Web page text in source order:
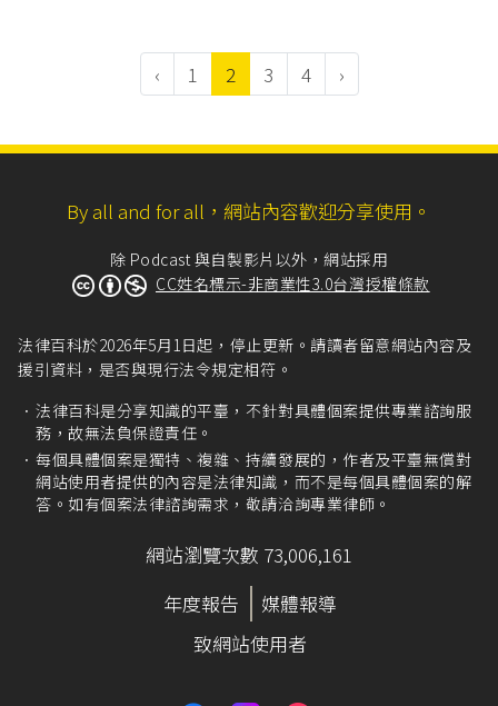
‹ 1 2 3 4 ›
By all and for all，網站內容歡迎分享使用。
除 Podcast 與自製影片以外，網站採用
CC姓名標示-非商業性3.0台灣授權條款
法律百科於2026年5月1日起，停止更新。請讀者留意網站內容及
援引資料，是否與現行法令規定相符。
法律百科是分享知識的平臺，不針對具體個案提供專業諮詢服
務，故無法負保證責任。
每個具體個案是獨特、複雜、持續發展的，作者及平臺無償對
網站使用者提供的內容是法律知識，而不是每個具體個案的解
答。如有個案法律諮詢需求，敬請洽詢專業律師。
網站瀏覽次數 73,006,161
年度報告
媒體報導
致網站使用者